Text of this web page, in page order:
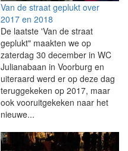
Van de straat geplukt over
2017 en 2018
De laatste 'Van de straat
geplukt" maakten we op
zaterdag 30 december in WC
Julianabaan in Voorburg en
uiteraard werd er op deze dag
teruggekeken op 2017, maar
ook vooruitgekeken naar het
nieuwe...